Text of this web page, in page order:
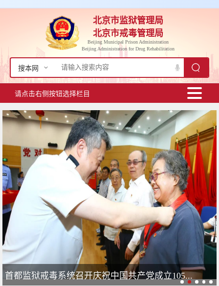
北京市监狱管理局
北京市戒毒管理局
Beijing Municipal Prison Administration
Beijing Administration for Drug Rehabilitation
搜本网
请点击右侧按钮选择栏目
首都监狱戒毒系统召开庆祝中国共产党成立105...